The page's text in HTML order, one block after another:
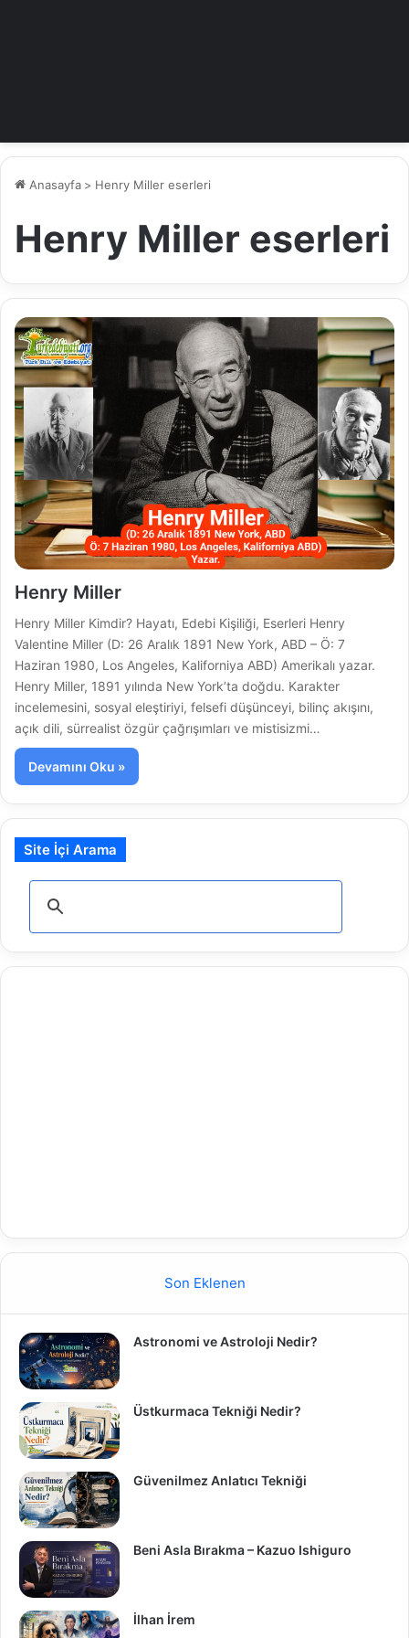
Anasayfa > Henry Miller eserleri
Henry Miller eserleri
Henry Miller
Henry Miller Kimdir? Hayatı, Edebi Kişiliği, Eserleri Henry
Valentine Miller (D: 26 Aralık 1891 New York, ABD – Ö: 7
Haziran 1980, Los Angeles, Kaliforniya ABD) Amerikalı yazar.
Henry Miller, 1891 yılında New York’ta doğdu. Karakter
incelemesini, sosyal eleştiriyi, felsefi düşünceyi, bilinç akışını,
açık dili, sürrealist özgür çağrışımları ve mistisizmi…
Devamını Oku »
Site İçi Arama
Son Eklenen
Astronomi ve Astroloji Nedir?
Üstkurmaca Tekniği Nedir?
Güvenilmez Anlatıcı Tekniği
Beni Asla Bırakma – Kazuo Ishiguro
İlhan İrem